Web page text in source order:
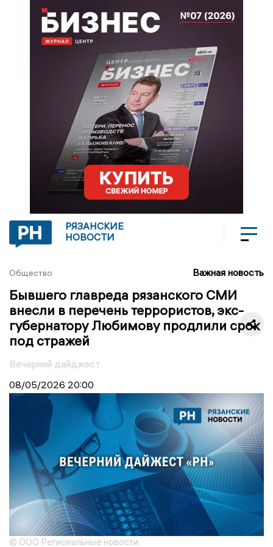
РЯЗАНСКИЕ
НОВОСТИ
Общество Важная новость
Бывшего главреда рязанского СМИ
внесли в перечень террористов, экс-
губернатору Любимову продлили срок
под стражей
Вечерний дайджест
08/05/2026 20:00
© ООО Региональные новости